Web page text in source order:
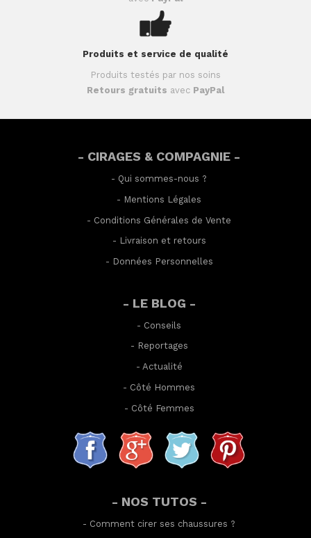
Produits et service de qualité
Produits testés par nos soins
Retours gratuits avec PayPal
- CIRAGES & COMPAGNIE -
- Qui sommes-nous ?
- Mentions Légales
- Conditions Générales de Vente
- Livraison et retours
- Données Personnelles
- LE BLOG -
- Conseils
- Reportages
- Actualité
- Côté Hommes
- Côté Femmes
- NOS TUTOS -
- Comment cirer ses chaussures ?